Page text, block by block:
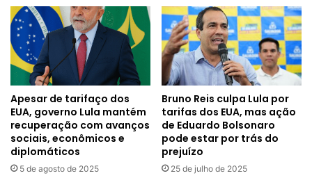
Apesar de tarifaço dos
EUA, governo Lula mantém
recuperação com avanços
sociais, econômicos e
diplomáticos
5 de agosto de 2025
Bruno Reis culpa Lula por
tarifas dos EUA, mas ação
de Eduardo Bolsonaro
pode estar por trás do
prejuízo
25 de julho de 2025